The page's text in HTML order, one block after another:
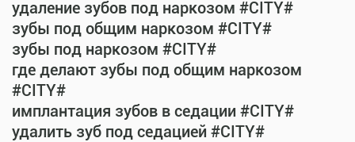
удаление зубов под наркозом #CITY#
зубы под общим наркозом #CITY#
зубы под наркозом #CITY#
где делают зубы под общим наркозом
#CITY#
имплантация зубов в седации #CITY#
удалить зуб под седацией #CITY#